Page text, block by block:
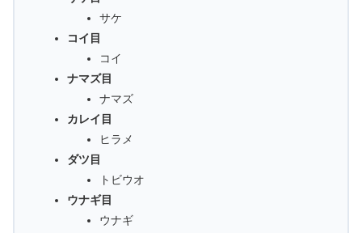
サケ
コイ目
コイ
ナマズ目
ナマズ
カレイ目
ヒラメ
ダツ目
トビウオ
ウナギ目
ウナギ